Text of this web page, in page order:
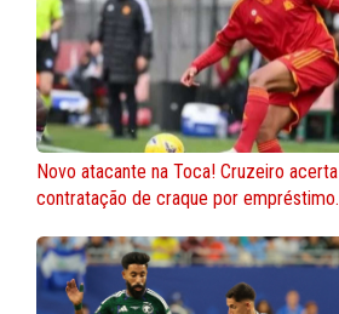
Novo atacante na Toca! Cruzeiro acerta
contratação de craque por empréstimo.